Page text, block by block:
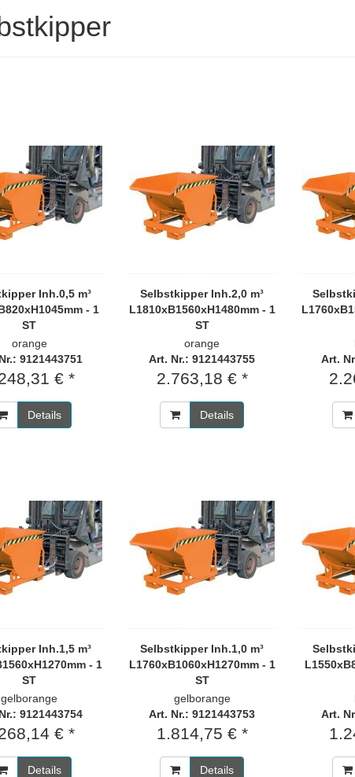
Inh.0,5 m³
- 1
ST
orange
9121443751
€ *
Details
Selbstkipper Inh.2,0 m³
L1810xB1560xH1480mm - 1
ST
orange
Art. Nr.: 9121443755
2.763,18 € *
Details
Art.
Inh.1,5 m³
- 1
ST
gelborange
9121443754
€ *
Details
Selbstkipper Inh.1,0 m³
L1760xB1060xH1270mm - 1
ST
gelborange
Art. Nr.: 9121443753
1.814,75 € *
Details
Art.